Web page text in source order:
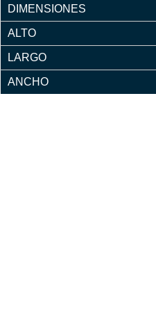
DIMENSIONES
ALTO
LARGO
ANCHO